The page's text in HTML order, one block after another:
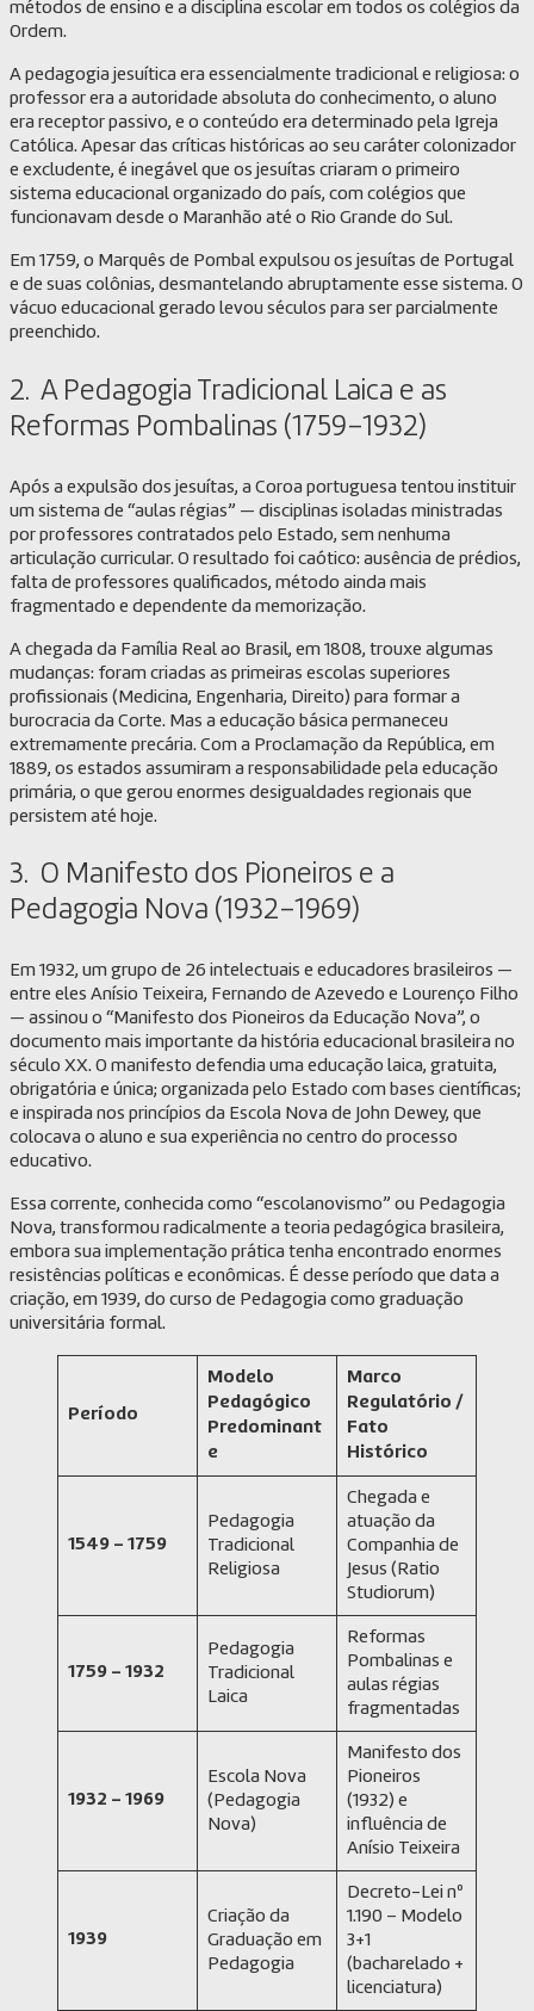
métodos de ensino e a disciplina escolar em todos os colégios da
Ordem.
A pedagogia jesuítica era essencialmente tradicional e religiosa: o
professor era a autoridade absoluta do conhecimento, o aluno
era receptor passivo, e o conteúdo era determinado pela Igreja
Católica. Apesar das críticas históricas ao seu caráter colonizador
e excludente, é inegável que os jesuítas criaram o primeiro
sistema educacional organizado do país, com colégios que
funcionavam desde o Maranhão até o Rio Grande do Sul.
Em 1759, o Marquês de Pombal expulsou os jesuítas de Portugal
e de suas colônias, desmantelando abruptamente esse sistema. O
vácuo educacional gerado levou séculos para ser parcialmente
preenchido.
2. A Pedagogia Tradicional Laica e as
Reformas Pombalinas (1759–1932)
Após a expulsão dos jesuítas, a Coroa portuguesa tentou instituir
um sistema de “aulas régias” — disciplinas isoladas ministradas
por professores contratados pelo Estado, sem nenhuma
articulação curricular. O resultado foi caótico: ausência de prédios,
falta de professores qualificados, método ainda mais
fragmentado e dependente da memorização.
A chegada da Família Real ao Brasil, em 1808, trouxe algumas
mudanças: foram criadas as primeiras escolas superiores
profissionais (Medicina, Engenharia, Direito) para formar a
burocracia da Corte. Mas a educação básica permaneceu
extremamente precária. Com a Proclamação da República, em
1889, os estados assumiram a responsabilidade pela educação
primária, o que gerou enormes desigualdades regionais que
persistem até hoje.
3. O Manifesto dos Pioneiros e a
Pedagogia Nova (1932–1969)
Em 1932, um grupo de 26 intelectuais e educadores brasileiros —
entre eles Anísio Teixeira, Fernando de Azevedo e Lourenço Filho
— assinou o “Manifesto dos Pioneiros da Educação Nova”, o
documento mais importante da história educacional brasileira no
século XX. O manifesto defendia uma educação laica, gratuita,
obrigatória e única; organizada pelo Estado com bases científicas;
e inspirada nos princípios da Escola Nova de John Dewey, que
colocava o aluno e sua experiência no centro do processo
educativo.
Essa corrente, conhecida como “escolanovismo” ou Pedagogia
Nova, transformou radicalmente a teoria pedagógica brasileira,
embora sua implementação prática tenha encontrado enormes
resistências políticas e econômicas. É desse período que data a
criação, em 1939, do curso de Pedagogia como graduação
universitária formal.
Período
Modelo
Pedagógico
Predominant
e
Marco
Regulatório /
Fato
Histórico
1549 – 1759
Pedagogia
Tradicional
Religiosa
Chegada e
atuação da
Companhia de
Jesus (Ratio
Studiorum)
1759 – 1932
Pedagogia
Tradicional
Laica
Reformas
Pombalinas e
aulas régias
fragmentadas
1932 – 1969
Escola Nova
(Pedagogia
Nova)
Manifesto dos
Pioneiros
(1932) e
influência de
Anísio Teixeira
1939
Criação da
Graduação em
Pedagogia
Decreto-Lei nº
1.190 – Modelo
3+1
(bacharelado +
licenciatura)